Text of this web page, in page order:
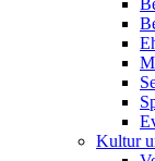
Kultur